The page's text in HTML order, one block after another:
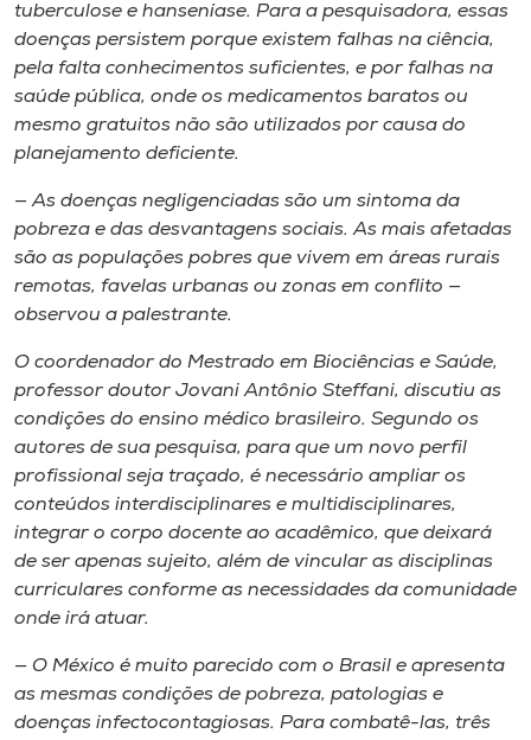
tuberculose e hanseníase. Para a pesquisadora, essas
doenças persistem porque existem falhas na ciência,
pela falta conhecimentos suficientes, e por falhas na
saúde pública, onde os medicamentos baratos ou
mesmo gratuitos não são utilizados por causa do
planejamento deficiente.
— As doenças negligenciadas são um sintoma da
pobreza e das desvantagens sociais. As mais afetadas
são as populações pobres que vivem em áreas rurais
remotas, favelas urbanas ou zonas em conflito —
observou a palestrante.
O coordenador do Mestrado em Biociências e Saúde,
professor doutor Jovani Antônio Steffani, discutiu as
condições do ensino médico brasileiro. Segundo os
autores de sua pesquisa, para que um novo perfil
profissional seja traçado, é necessário ampliar os
conteúdos interdisciplinares e multidisciplinares,
integrar o corpo docente ao acadêmico, que deixará
de ser apenas sujeito, além de vincular as disciplinas
curriculares conforme as necessidades da comunidade
onde irá atuar.
— O México é muito parecido com o Brasil e apresenta
as mesmas condições de pobreza, patologias e
doenças infectocontagiosas. Para combatê-las, três